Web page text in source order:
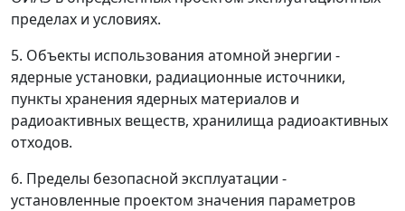
пределах и условиях.
5. Объекты использования атомной энергии -
ядерные установки, радиационные источники,
пункты хранения ядерных материалов и
радиоактивных веществ, хранилища радиоактивных
отходов.
6. Пределы безопасной эксплуатации -
установленные проектом значения параметров